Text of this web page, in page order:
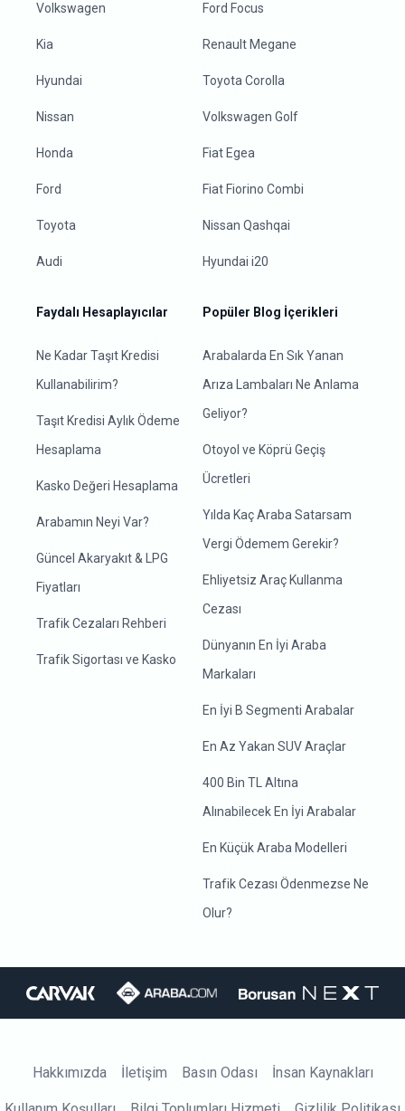
Volkswagen
Kia
Hyundai
Nissan
Honda
Ford
Toyota
Audi
Ford Focus
Renault Megane
Toyota Corolla
Volkswagen Golf
Fiat Egea
Fiat Fiorino Combi
Nissan Qashqai
Hyundai i20
Faydalı Hesaplayıcılar
Ne Kadar Taşıt Kredisi
Kullanabilirim?
Taşıt Kredisi Aylık Ödeme
Hesaplama
Kasko Değeri Hesaplama
Arabamın Neyi Var?
Güncel Akaryakıt & LPG
Fiyatları
Trafik Cezaları Rehberi
Trafik Sigortası ve Kasko
Popüler Blog İçerikleri
Arabalarda En Sık Yanan
Arıza Lambaları Ne Anlama
Geliyor?
Otoyol ve Köprü Geçiş
Ücretleri
Yılda Kaç Araba Satarsam
Vergi Ödemem Gerekir?
Ehliyetsiz Araç Kullanma
Cezası
Dünyanın En İyi Araba
Markaları
En İyi B Segmenti Arabalar
En Az Yakan SUV Araçlar
400 Bin TL Altına
Alınabilecek En İyi Arabalar
En Küçük Araba Modelleri
Trafik Cezası Ödenmezse Ne
Olur?
Hakkımızda İletişim Basın Odası İnsan Kaynakları